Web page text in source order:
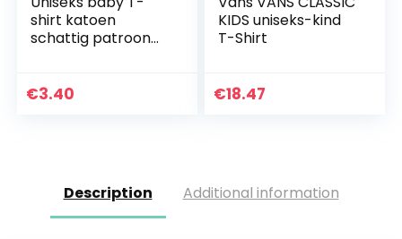
shirt katoen
schattig patroon
€3.40
KIDS uniseks-kind
T-Shirt
€18.47
Description Additional information